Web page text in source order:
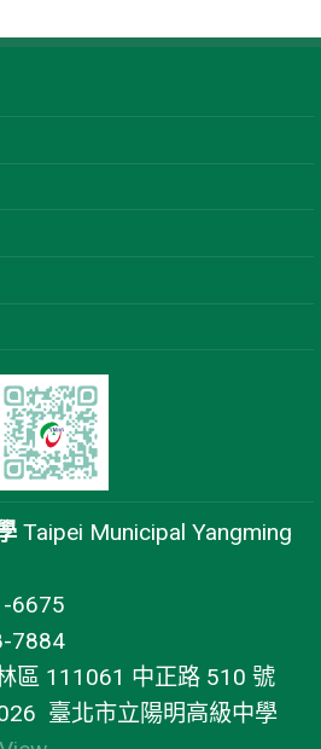
Taipei Municipal Yangming
7884
區 111061 中正路 510 號
臺北市立陽明高級中學